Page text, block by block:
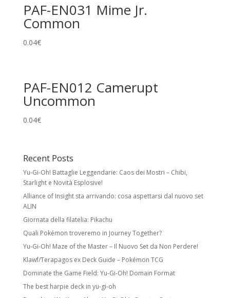
Common
Uncommon
Holo Cards
Reverse Holo:
effetto foil su tutta la carta
foil a rarità inferiore.
Ultra Rare:foil con meccaniche speciali
Secret Rare
Carte con numero collezionistico superiore
con design unico. Come le Rare Holo,
possono avere versioni equivalenti a rarità
inferiore.
PAF-EN031 Mime Jr.
Common
0.04€
PAF-EN012 Camerupt
Uncommon
0.04€
Recent Posts
Yu-Gi-Oh! Battaglie Leggendarie: Caos dei Mostri – Chibi,
Starlight e Novità Esplosive!
Alliance of Insight sta arrivando: cosa aspettarsi dal nuovo set
ALIN
Giornata della filatelia: Pikachu
Quali Pokémon troveremo in Journey Together?
Yu-Gi-Oh! Maze of the Master – Il Nuovo Set da Non Perdere!
Klawf/Terapagos ex Deck Guide – Pokémon TCG
Dominate the Game Field: Yu-Gi-Oh! Domain Format
The best harpie deck in yu-gi-oh